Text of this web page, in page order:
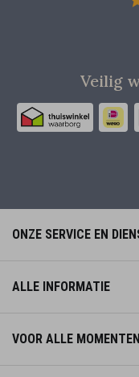
Veilig
ONZE SERVICE EN
ALLE INFORMATIE
VOOR ALLE MOMENTEN